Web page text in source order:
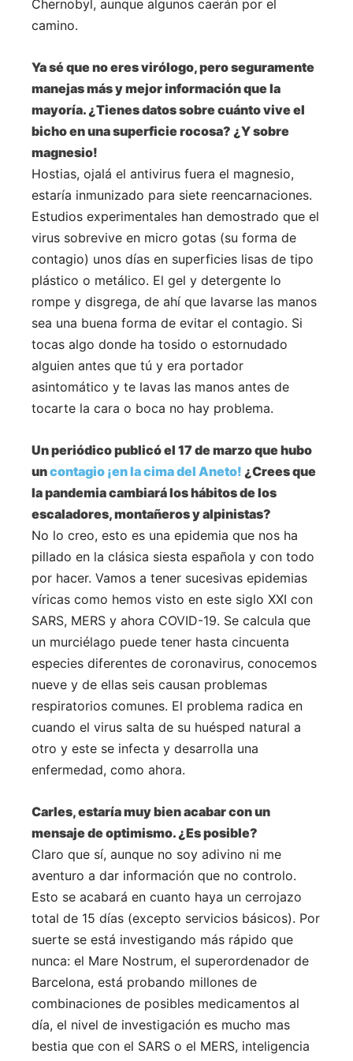
Chernobyl, aunque algunos caerán por el
camino.
Ya sé que no eres virólogo, pero seguramente
manejas más y mejor información que la
mayoría. ¿Tienes datos sobre cuánto vive el
bicho en una superficie rocosa? ¿Y sobre
magnesio!
Hostias, ojalá el antivirus fuera el magnesio,
estaría inmunizado para siete reencarnaciones.
Estudios experimentales han demostrado que el
virus sobrevive en micro gotas (su forma de
contagio) unos días en superficies lisas de tipo
plástico o metálico. El gel y detergente lo
rompe y disgrega, de ahí que lavarse las manos
sea una buena forma de evitar el contagio. Si
tocas algo donde ha tosido o estornudado
alguien antes que tú y era portador
asintomático y te lavas las manos antes de
tocarte la cara o boca no hay problema.
Un periódico publicó el 17 de marzo que hubo
uncontagio ¡en la cima del Aneto! ¿Crees que
la pandemia cambiará los hábitos de los
escaladores, montañeros y alpinistas?
No lo creo, esto es una epidemia que nos ha
pillado en la clásica siesta española y con todo
por hacer. Vamos a tener sucesivas epidemias
víricas como hemos visto en este siglo XXI con
SARS, MERS y ahora COVID-19. Se calcula que
un murciélago puede tener hasta cincuenta
especies diferentes de coronavirus, conocemos
nueve y de ellas seis causan problemas
respiratorios comunes. El problema radica en
cuando el virus salta de su huésped natural a
otro y este se infecta y desarrolla una
enfermedad, como ahora.
Carles, estaría muy bien acabar con un
mensaje de optimismo. ¿Es posible?
Claro que sí, aunque no soy adivino ni me
aventuro a dar información que no controlo.
Esto se acabará en cuanto haya un cerrojazo
total de 15 días (excepto servicios básicos). Por
suerte se está investigando más rápido que
nunca: el Mare Nostrum, el superordenador de
Barcelona, está probando millones de
combinaciones de posibles medicamentos al
día, el nivel de investigación es mucho mas
bestia que con el SARS o el MERS, inteligencia